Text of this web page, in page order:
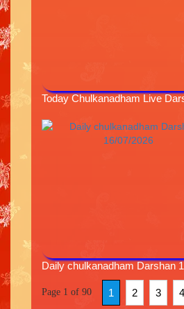
Today Chulkanadham Live
Daily chulkanadham Darshan
Page 1 of 90 1 2 3 4